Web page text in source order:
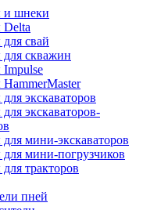
и шнеки
Delta
свай
скважин
экскаваторов
экскаваторов-
мини-экскаваторов
мини-погрузчиков
тракторов
пней